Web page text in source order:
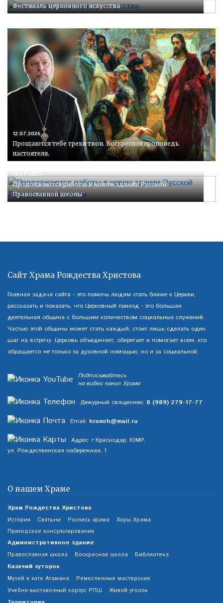
Фестиваль церковного искусства
12.07.2026
Прощаются тебе грехи твои. Воскресная проповедь
настоятеля.
10.07.2026
Продолжаются работы в новом здании Русской
Православной школы
Сайт Храма Рождества Христова
Главная задача сайта - это помочь людям стать ближе к Церкви,
рассказать и показать, что Церковный приход - это большая
деятельная община с большим количеством социальных служений.
Частью этой общины может стать каждый, стоит лишь сделать один
шаг на встречу. Церковь объединяет, оберегает и помогает всем, кто
обращается не только за духовной помощью, но и за социальной.
Подписывайтесь
на видео канал Храма
Дежурный священник: 8 (989) 279-17-77
Email: hramrh@mail.ru
Адрес: г.Краснодар, ЮМР,
ул. Рождественская набережная, 1
О нашем Храме
Храм Рождества Христова
История Святыни Роспись храма
Хоры Храма
Приходское консультирование
Административное здание
Православная школа Воскресная школа Библиотека
Казачий хуторок
Музей в хате Атамана
Ремесленные мастерские
Учебно-выставочный корпус РПШ
Живой уголок